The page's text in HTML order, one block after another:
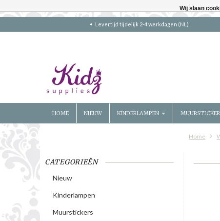
Levertijd tijdelijk 2-4 werkdagen (NL)
HOME NIEUW KINDERLAMPEN
Home
CATEGORIEËN
Nieuw
Kinderlampen
Muurstickers
Wij slaan